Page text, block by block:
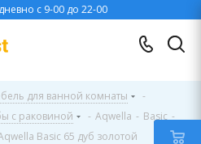
с 9-00 до 22-00
для ванной комнаты
-
с раковиной - Aqwella - Basic -
Basic 65 дуб золотой